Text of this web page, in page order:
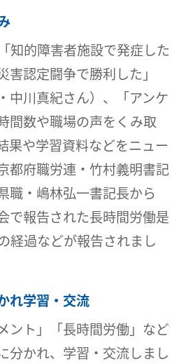
知的障害者施設で発症した
害認定闘争で勝利した」
中川真紀さん）、「アンケ
間数や職場の声をくみ取
果や学習資料などをニュー
都府職労連・竹村義明書記
職・嶋林弘一書記長から
で報告された長時間労働是
経過などが報告されまし
れ学習・交流
ント」「長時間労働」など
分かれ、学習・交流しまし